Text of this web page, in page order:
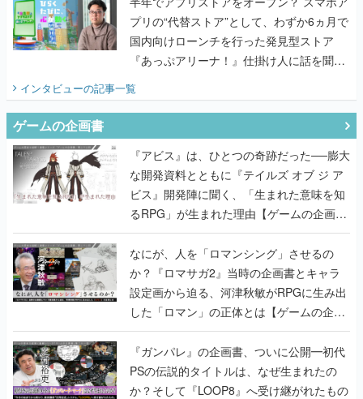
プリの“代替ストア”として、わずか6ヵ月で
国内向けローンチを行った発見型ストア
『あっぷアリーナ！』仕掛け人に話を聞い
インタビューの記事一覧
ゲームの企画書
『アビス』は、ひとつの奇跡だった──膨大
な開発資料とともに『テイルズ オブ ジ ア
ビス』開発陣に聞く、「生まれた意味を知
るRPG」が生まれた理由【ゲームの企画
書】
なにが、人を「ロマンシング」させるの
か？『ロマサガ2』当時の企画書とキャラ
設定画から迫る、河津秋敏がRPGに生み出
した「ロマン」の正体とは【ゲームの企画
書】
『ガンパレ』の企画書、ついに公開━初代
PSの伝説的タイトルは、なぜ生まれたの
か？そして『LOOP8』へ受け継がれたもの